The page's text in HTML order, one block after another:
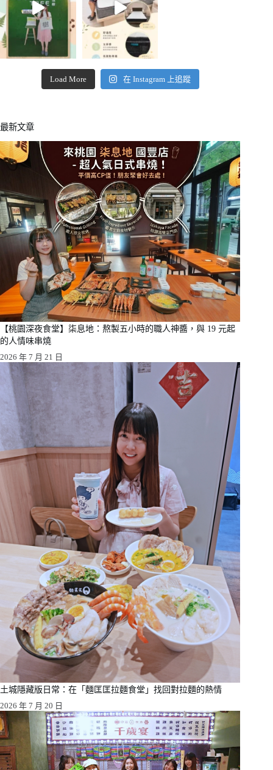
Load More 在 Instagram 上追蹤
最新文章
【桃園深夜食堂】柒息地：熬製五小時的職人神醬，與 19 元起
的人情味串燒
2026 年 7 月 21 日
土城隱藏版日常：在「麵匡匡拉麵食堂」找回對拉麵的熱情
2026 年 7 月 20 日